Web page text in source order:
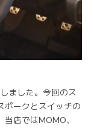
ました。今回のス
ポークとスイッチの
店ではMOMO、